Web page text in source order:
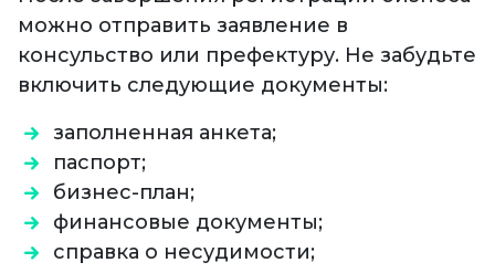
можно отправить заявление в
консульство или префектуру. Не забудьте
включить следующие документы:
заполненная анкета;
паспорт;
бизнес-план;
финансовые документы;
справка о несудимости;